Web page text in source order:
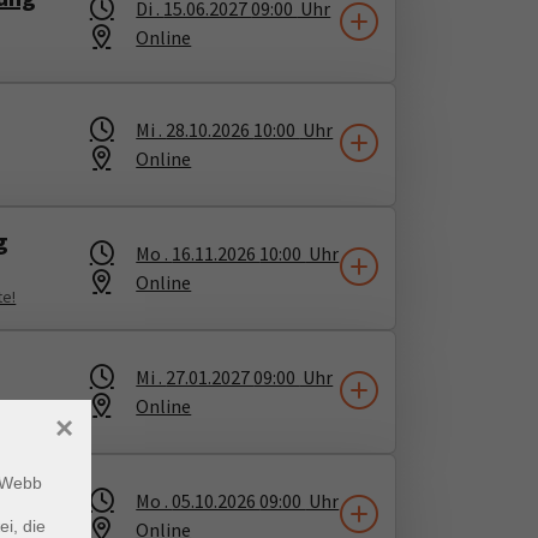
Di . 15.06.2027 09:00 Uhr
Online
Mi . 28.10.2026 10:00 Uhr
Online
Mo . 16.11.2026 10:00 Uhr
Online
Mi . 27.01.2027 09:00 Uhr
Online
Mo . 05.10.2026 09:00 Uhr
Online
die
×